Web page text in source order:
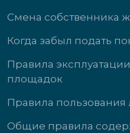
Смена собственника
Когда забыл подать
Правила
площадок
Правила пользования
Общие правила